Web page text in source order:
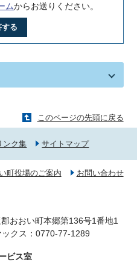
ムからお送りください。
する
このページの先頭に戻る
ンク集 サイトマップ
町役場のご案内 お問い合わせ
おおい町本郷第136号1番地1
クス：0770-77-1289
ビス室